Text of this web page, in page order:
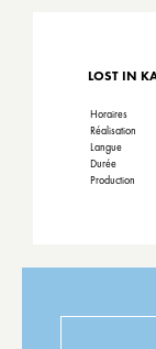
LOST IN
Horaires
Réalisation
Langue
Durée
Production